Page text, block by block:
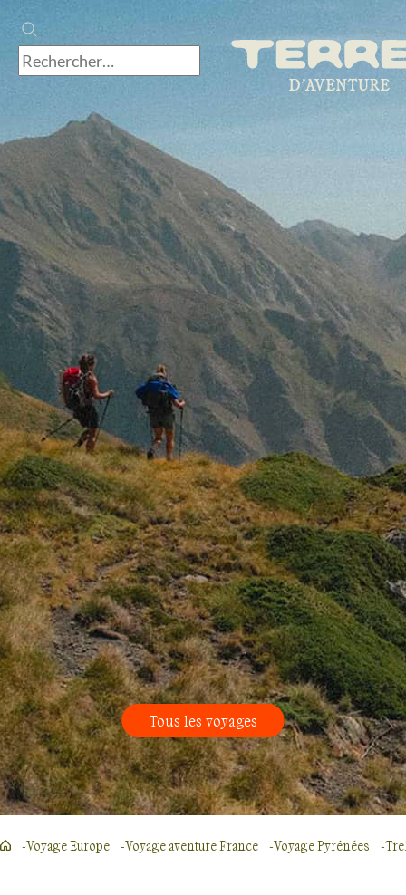
Tous les voyages
Voyage Europe Voyage aventure France Voyage Pyrénées